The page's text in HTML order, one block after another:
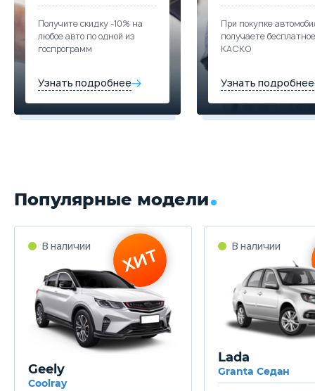
Получите скидку -10% на
любое авто по одной из
госпрограмм
Узнать подробнее
При покупке
получаете бесплатное
КАСКО
Узнать подробнее
Популярные модели
Geely
Coolray
Lada
Granta Седан